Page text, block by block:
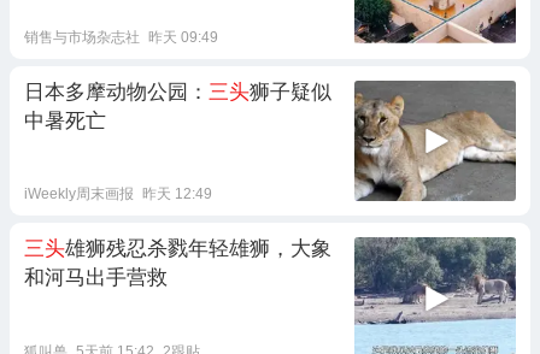
销售与市场杂志社 昨天 09:49
日本多摩动物公园： 三头狮子疑似
中暑死亡
iWeekly周末画报 昨天 12:49
三头雄狮残忍杀戮年轻雄狮，大象
和河马出手营救